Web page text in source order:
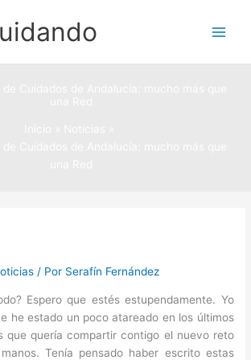
/ Por Serafín Fernández
Espero que estés estupendamente. Yo
he estado un poco atareado en los últimos
que quería compartir contigo el nuevo reto
Tenía pensado haber escrito estas